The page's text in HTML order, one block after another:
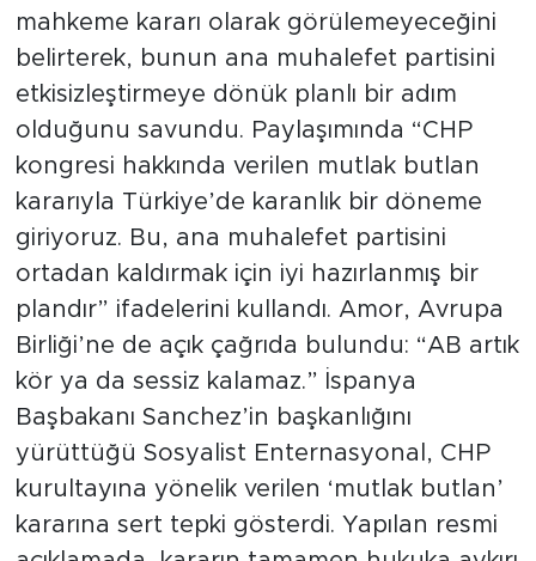
mahkeme kararı olarak görülemeyeceğini
belirterek, bunun ana muhalefet partisini
etkisizleştirmeye dönük planlı bir adım
olduğunu savundu. Paylaşımında “CHP
kongresi hakkında verilen mutlak butlan
kararıyla Türkiye’de karanlık bir döneme
giriyoruz. Bu, ana muhalefet partisini
ortadan kaldırmak için iyi hazırlanmış bir
plandır” ifadelerini kullandı. Amor, Avrupa
Birliği’ne de açık çağrıda bulundu: “AB artık
kör ya da sessiz kalamaz.” İspanya
Başbakanı Sanchez’in başkanlığını
yürüttüğü Sosyalist Enternasyonal, CHP
kurultayına yönelik verilen ‘mutlak butlan’
kararına sert tepki gösterdi. Yapılan resmi